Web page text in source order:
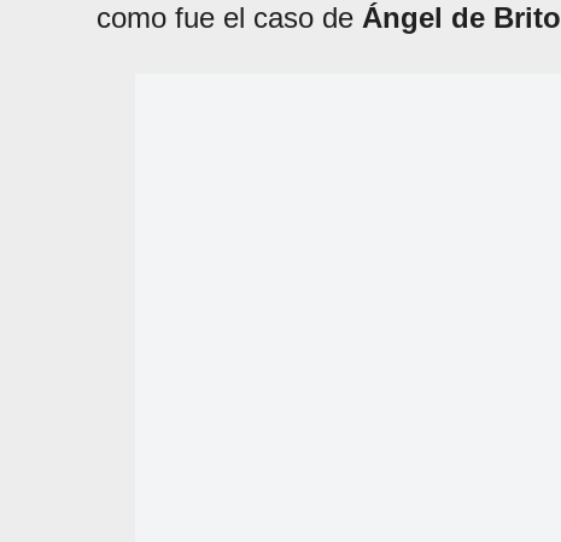
como fue el caso de Ángel de Brito